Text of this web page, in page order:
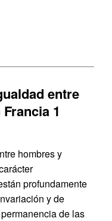
entre
1
hombres y
profundamente
y de
de las